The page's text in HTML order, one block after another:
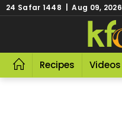
24 Safar 1448 | Aug 09, 2026
Recipes Videos